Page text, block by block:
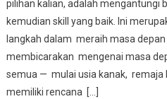
pilihan kalian, adalah mengantungi
kemudian skill yang baik. Ini
langkah dalam meraih masa
membicarakan mengenai masa
semua — mulai usia kanak,
memiliki rencana […]